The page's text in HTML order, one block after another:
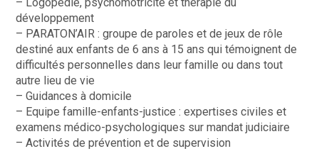
développement
– PARATON’AIR : groupe de paroles et de jeux de rôle
destiné aux enfants de 6 ans à 15 ans qui témoignent de
difficultés personnelles dans leur famille ou dans tout
autre lieu de vie
– Guidances à domicile
– Equipe famille-enfants-justice : expertises civiles et
examens médico-psychologiques sur mandat judiciaire
– Activités de prévention et de supervision